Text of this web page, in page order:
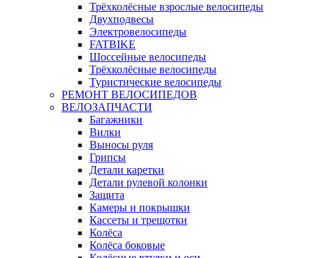
Трёхколёсные взрослые велосипеды
Двухподвесы
Электровелосипеды
FATBIKE
Шоссейные велосипеды
Трёхколёсные велосипеды
Туристические велосипеды
РЕМОНТ ВЕЛОСИПЕДОВ
ВЕЛОЗАПЧАСТИ
Багажники
Вилки
Выносы руля
Грипсы
Детали каретки
Детали рулевой колонки
Защита
Камеры и покрышки
Кассеты и трещотки
Колёса
Колёса боковые